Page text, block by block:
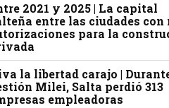
2021 y 2025 | La capital
entre las ciudades con
para la
la libertad carajo |
Milei, Salta perdió 313
empleadoras